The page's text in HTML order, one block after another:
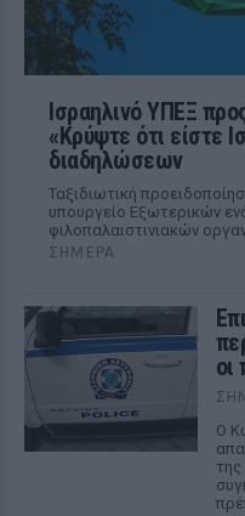
Ισραηλινό ΥΠΕΞ
«Κρύψτε ότι είστε
διαδηλώσεων
Ταξιδιωτική
υπουργείο Εξωτερικών
φιλοπαλαιστινιακών
ΣΉΜΕΡΑ
οι
Ο